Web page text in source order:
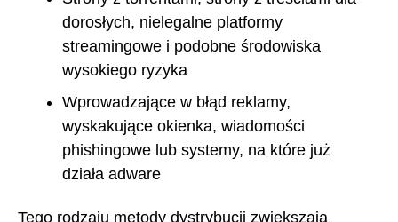
dorosłych, nielegalne platformy
streamingowe i podobne środowiska
wysokiego ryzyka
Wprowadzające w błąd reklamy,
wyskakujące okienka, wiadomości
phishingowe lub systemy, na które już
działa adware
Tego rodzaju metody dystrybucji zwiększają